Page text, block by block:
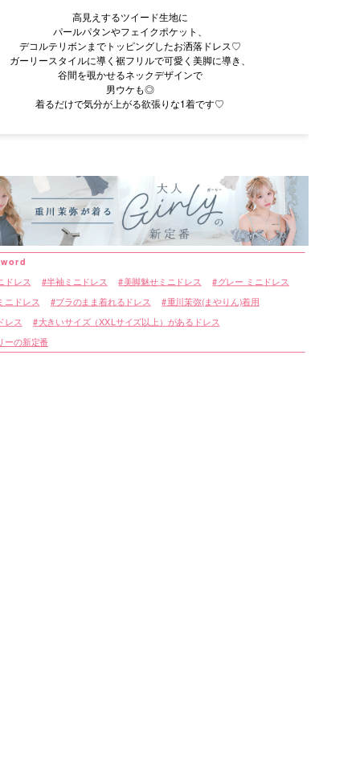
高見えするツイード生地に
パールパタンやフェイクポケット、
デコルテリボンまでトッピングしたお洒落ドレス♡
ガーリースタイルに導く裾フリルで可愛く美脚に導き、
谷間を覗かせるネックデザインで
男ウケも◎
着るだけで気分が上がる欲張りな1着です♡
ドレス 半袖ミニドレス 美脚魅せミニドレス グレー ミニドレス
ニドレス ブラのまま着れるドレス 重川茉弥(まやりん)着用
レス 大きいサイズ（XXLサイズ以上）があるドレス
ーの新定番